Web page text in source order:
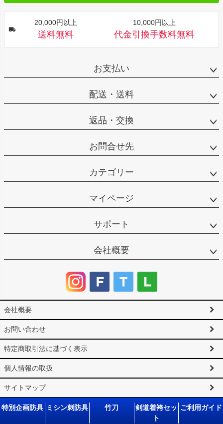
20,000円以上
送料無料
10,000円以上
代金引換手数料無料
お支払い
配送・送料
返品・交換
お問合せ先
カテゴリー
マイページ
サポート
会社概要
会社概要
お問い合わせ
特定商取引法に基づく表示
個人情報の取扱
サイトマップ
©2025 剣道防具工房「源」 All Rights reserved.
特別企画防具 ミシン刺防具 竹刀
剣道着袴セッ
ト
ご利用ガイド